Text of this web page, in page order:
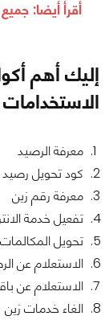
أقرأ أيضا: جميع
إليك أهم
الاستخدامات
معرفة الرصيد
كود تحويل
معرفة رقم زين
تفعيل خدمة
تحويل المكالمات
الاستعلام عن
الاستعلام عن
الغاء خدمات زين